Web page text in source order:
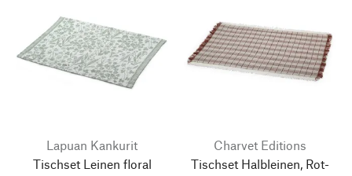
Lapuan Kankurit
Tischset Leinen floral
Charvet Editions
Tischset Halbleinen, Rot-